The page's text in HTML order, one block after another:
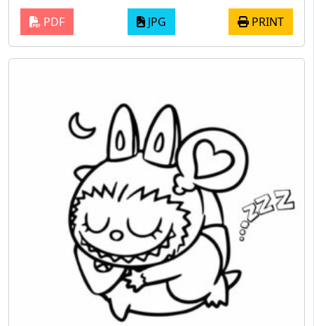
PDF JPG PRINT